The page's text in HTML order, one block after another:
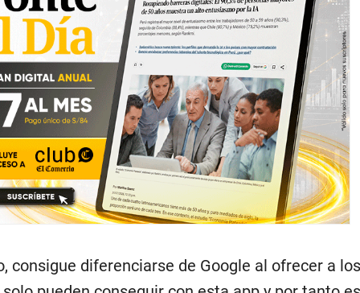
consigue diferenciarse de Google al ofrecer a